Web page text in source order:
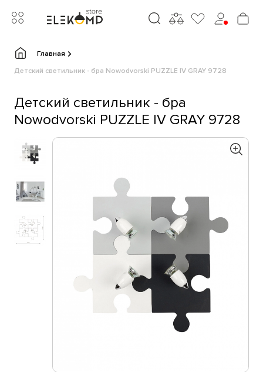
Главная
Детский светильник - бра Nowodvorski PUZZLE IV GRAY 9728
Детский светильник - бра
Nowodvorski PUZZLE IV GRAY 9728